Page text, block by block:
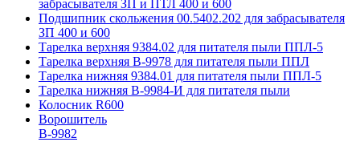
забрасывателя ЗП и ПТЛ 400 и 600
Подшипник скольжения 00.5402.202 для забрасывателя
ЗП 400 и 600
Тарелка верхняя 9384.02 для питателя пыли ППЛ-5
Тарелка верхняя В-9978 для питателя пыли ППЛ
Тарелка нижняя 9384.01 для питателя пыли ППЛ-5
Тарелка нижняя В-9984-И для питателя пыли
Колосник R600
Ворошитель
В-9982